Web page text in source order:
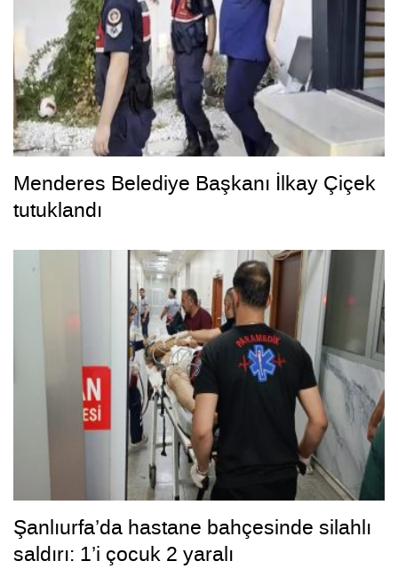
Menderes Belediye Başkanı İlkay Çiçek
tutuklandı
Şanlıurfa’da hastane bahçesinde silahlı
saldırı: 1’i çocuk 2 yaralı